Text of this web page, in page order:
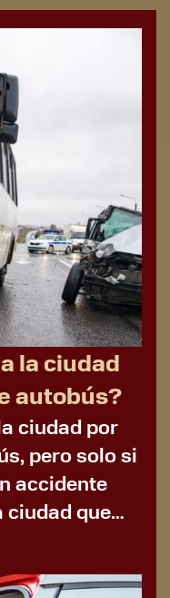
la ciudad
autobús?
ciudad por
pero solo si
accidente
ciudad que
de su
veces,